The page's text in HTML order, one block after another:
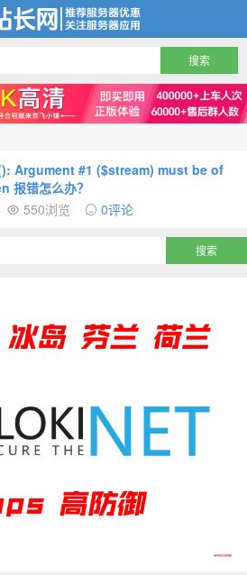
Argument #1 ($stream) must be of
错怎么办？
550浏览 0评论